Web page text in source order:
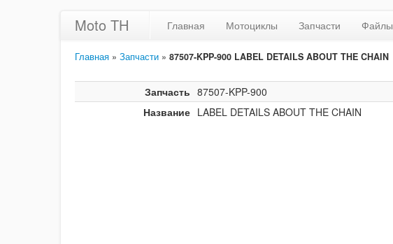
Moto TH Главная Мотоциклы Запчасти Файлы
Главная » Запчасти » 87507-KPP-900 LABEL DETAILS ABOUT THE CHAIN
Запчасть 87507-KPP-900
Название LABEL DETAILS ABOUT THE CHAIN